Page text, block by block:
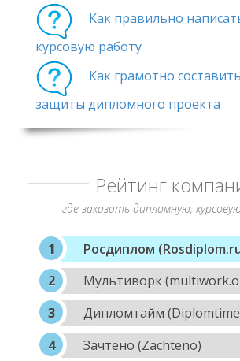
Как правильно
курсовую работу
Как грамотно
защиты дипломного проекта
Рейтинг
где заказать дипломную,
Росдиплом
Мультиворк
Дипломтайм
Зачтено (Zachteno)